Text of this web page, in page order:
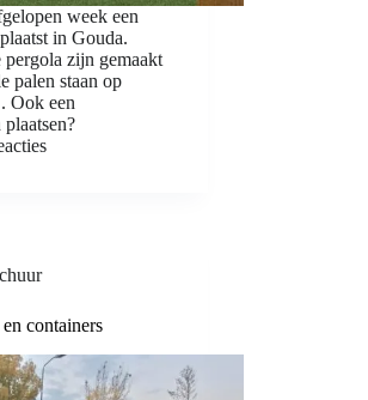
week een
in Gouda.
zijn gemaakt
palen staan op
Ook een
containers